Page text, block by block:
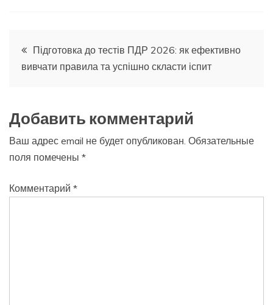
Навигация
по
записям
Підготовка до тестів ПДР 2026: як ефективно
вивчати правила та успішно скласти іспит
Добавить комментарий
Ваш адрес email не будет опубликован. Обязательные
поля помечены *
Комментарий *